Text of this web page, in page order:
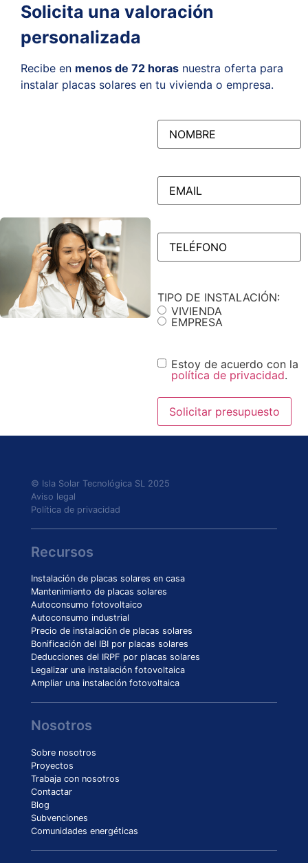
Solicita una valoración
personalizada
Recibe en menos de 72 horas nuestra oferta para
instalar placas solares en tu vivienda o empresa.
NOMBRE(Obligatorio)
EMAIL(Obligatorio)
TELÉFONO(Obligatorio)
TIPO DE INSTALACIÓN:
VIVIENDA
EMPRESA
Consentimiento
Estoy de acuerdo con la
política de privacidad.
© Isla Solar Tecnológica SL 2025
Aviso legal
Política de privacidad
Recursos
Instalación de placas solares en casa
Mantenimiento de placas solares
Autoconsumo fotovoltaico
Autoconsumo industrial
Precio de instalación de placas solares
Bonificación del IBI por placas solares
Deducciones del IRPF por placas solares
Legalizar una instalación fotovoltaica
Ampliar una instalación fotovoltaica
Nosotros
Sobre nosotros
Proyectos
Trabaja con nosotros
Contactar
Blog
Subvenciones
Comunidades energéticas